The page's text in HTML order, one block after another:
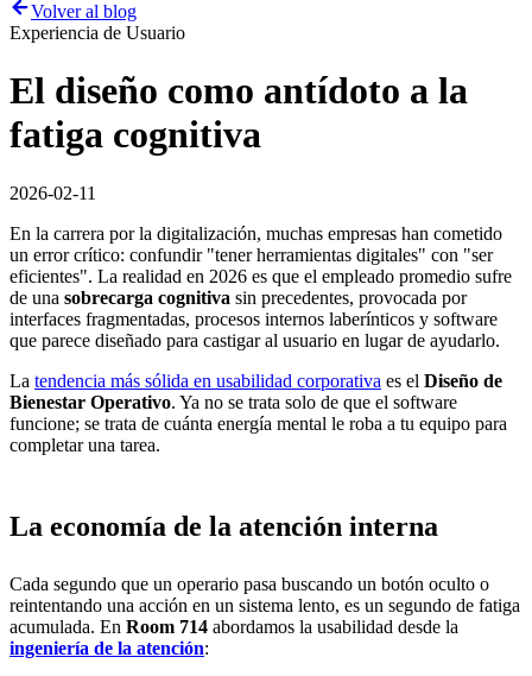
Volver al blog
Experiencia de Usuario
El diseño como antídoto a la
fatiga cognitiva
2026-02-11
En la carrera por la digitalización, muchas empresas han cometido
un error crítico: confundir "tener herramientas digitales" con "ser
eficientes". La realidad en 2026 es que el empleado promedio sufre
de una sobrecarga cognitiva sin precedentes, provocada por
interfaces fragmentadas, procesos internos laberínticos y software
que parece diseñado para castigar al usuario en lugar de ayudarlo.
La tendencia más sólida en usabilidad corporativa es el Diseño de
Bienestar Operativo. Ya no se trata solo de que el software
funcione; se trata de cuánta energía mental le roba a tu equipo para
completar una tarea.
La economía de la atención interna
Cada segundo que un operario pasa buscando un botón oculto o
reintentando una acción en un sistema lento, es un segundo de fatiga
acumulada. En Room 714 abordamos la usabilidad desde la
ingeniería de la atención: